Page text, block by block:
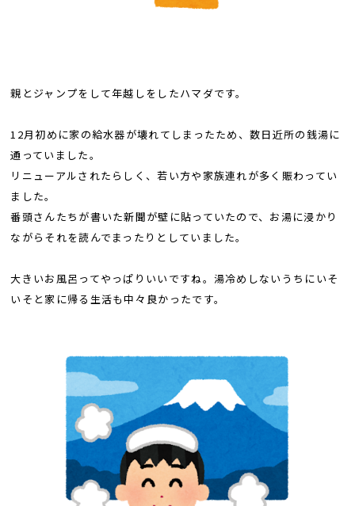
親とジャンプをして年越しをしたハマダです。
12月初めに家の給水器が壊れてしまったため、数日近所の銭湯に
通っていました。
リニューアルされたらしく、若い方や家族連れが多く賑わってい
ました。
番頭さんたちが書いた新聞が壁に貼っていたので、お湯に浸かり
ながらそれを読んでまったりとしていました。
大きいお風呂ってやっぱりいいですね。湯冷めしないうちにいそ
いそと家に帰る生活も中々良かったです。